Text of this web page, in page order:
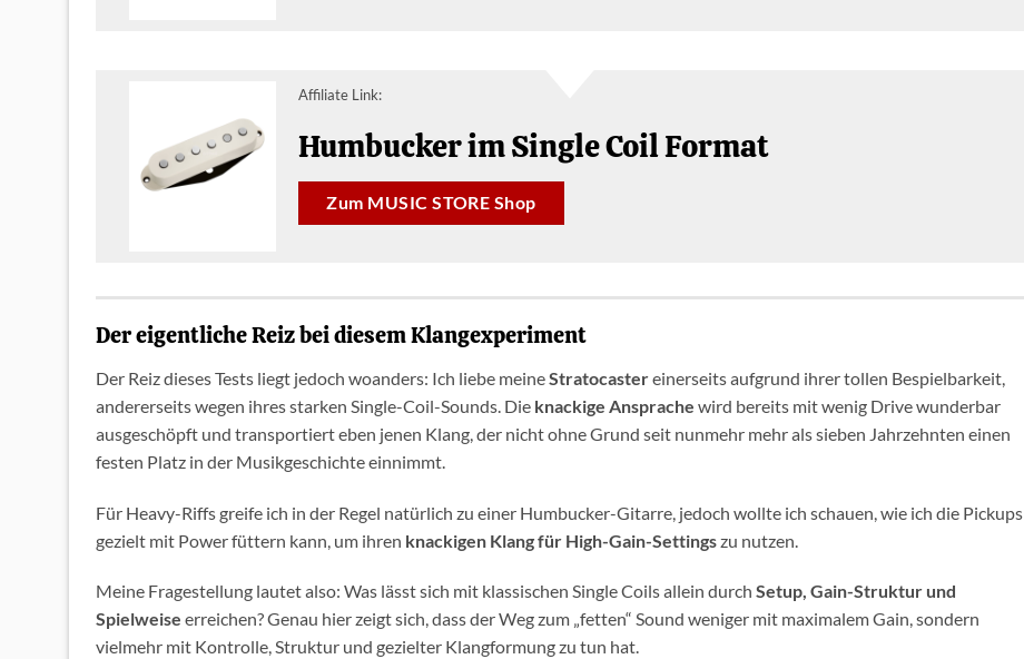
Affiliate Link:
Humbucker im Single Coil Format
Zum MUSIC STORE Shop
Der eigentliche Reiz bei diesem Klangexperiment
Der Reiz dieses Tests liegt jedoch woanders: Ich liebe meineStratocastereinerseits aufgrund ihrer tollen Bespielbarkeit,
andererseits wegen ihres starken Single-Coil-Sounds. Die knackige Ansprache wird bereits mit wenig Drive wunderbar
ausgeschöpft und transportiert eben jenen Klang, der nicht ohne Grund seit nunmehr mehr als sieben Jahrzehnten einen
festen Platz in der Musikgeschichte einnimmt.
Für Heavy-Riffs greife ich in der Regel natürlich zu einer Humbucker-Gitarre, jedoch wollte ich schauen, wie ich die Pickups
gezielt mit Power füttern kann, um ihren knackigen Klang für High-Gain-Settingszu nutzen.
Meine Fragestellung lautet also: Was lässt sich mit klassischen Single Coils allein durch Setup, Gain-Struktur und
Spielweise erreichen? Genau hier zeigt sich, dass der Weg zum „fetten“ Sound weniger mit maximalem Gain, sondern
vielmehr mit Kontrolle, Struktur und gezielter Klangformung zu tun hat.